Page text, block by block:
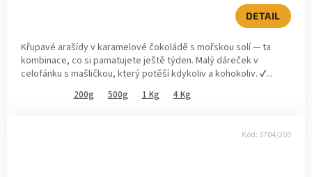
DETAIL
Křupavé arašídy v karamelové čokoládě s mořskou solí — ta
kombinace, co si pamatujete ještě týden. Malý dáreček v
celofánku s mašličkou, který potěší kdykoliv a kohokoliv. ✔...
200g 500g 1 Kg 4 Kg
Kód:3704/200